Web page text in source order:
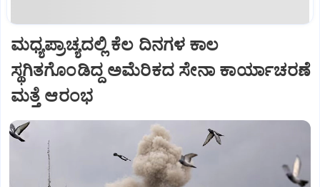
ಮಧ್ಯಪ್ರಾಚ್ಯದಲ್ಲಿ ಕೆಲ ದಿನಗಳ ಕಾಲ
ಸ್ಥಗಿತಗೊಂಡಿದ್ದ ಅಮೆರಿಕದ ಸೇನಾ ಕಾರ್ಯಾಚರಣೆ
ಮತ್ತೆ ಆರಂಭ